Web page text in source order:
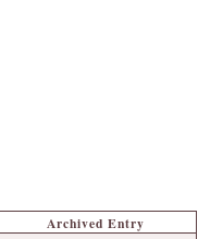
Archived Entry